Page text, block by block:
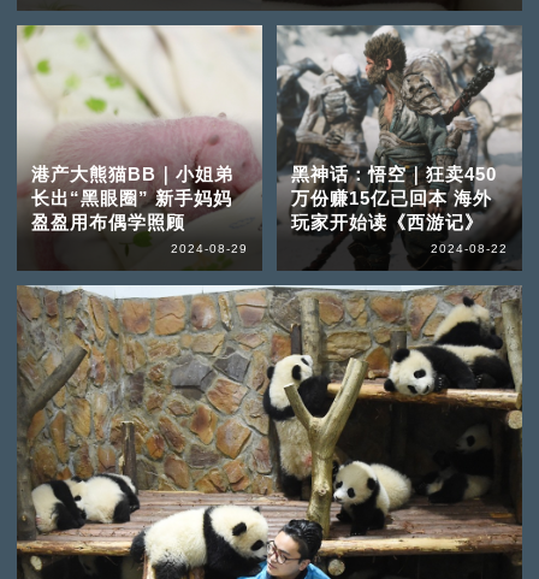
港产大熊猫BB｜小姐弟
长出“黑眼圈” 新手妈妈
盈盈用布偶学照顾
2024-08-29
黑神话：悟空｜狂卖450
万份赚15亿已回本 海外
玩家开始读《西游记》
2024-08-22